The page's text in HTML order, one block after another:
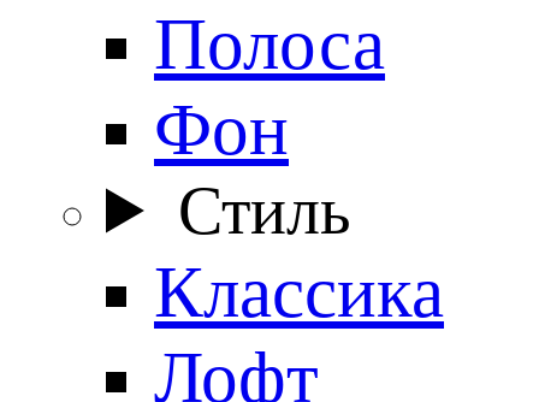
Полоса
Фон
Стиль
Классика
Лофт